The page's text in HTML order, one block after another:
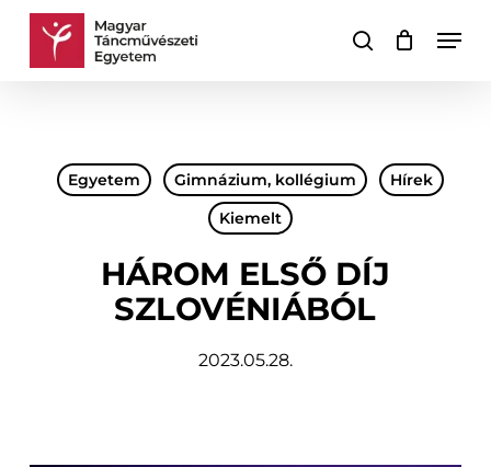
Skip
keresés
Kosár Kosár
Egyetem Gimnázium, kollégium
Hírek
Kiemelt
HÁROM ELSŐ DÍJ
SZLOVÉNIÁBÓL
2023.05.28.